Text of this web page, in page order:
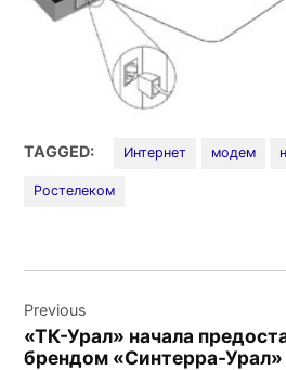
TAGGED: Интернет модем
Ростелеком
по
записям
Previous
«ТК-Урал» начала
брендом «Синтерра-Урал»